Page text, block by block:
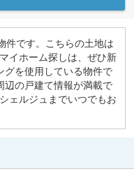
件です。こちらの土地は
イホーム探しは、ぜひ新
グを使用している物件で
辺の戸建て情報が満載で
ェルジュまでいつでもお